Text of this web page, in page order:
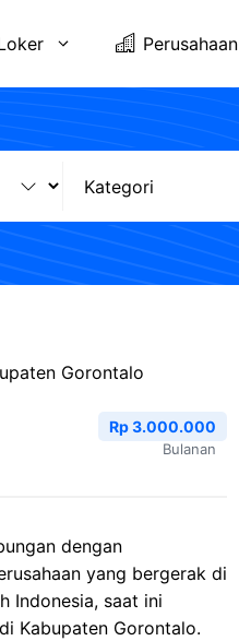
Perusahaan
Gorontalo
Rp 3.000.000
Bulanan
dengan
yang bergerak di
Indonesia, saat ini
Kabupaten Gorontalo.